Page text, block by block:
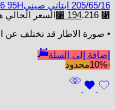
205/65/16 ابتاني صينيD2026 95H
⃁ 216.
⃁ 194 السعر الحالي
• صورة الاطار قد تختلف عن
إضافة إلى السلة
-10%
محدود